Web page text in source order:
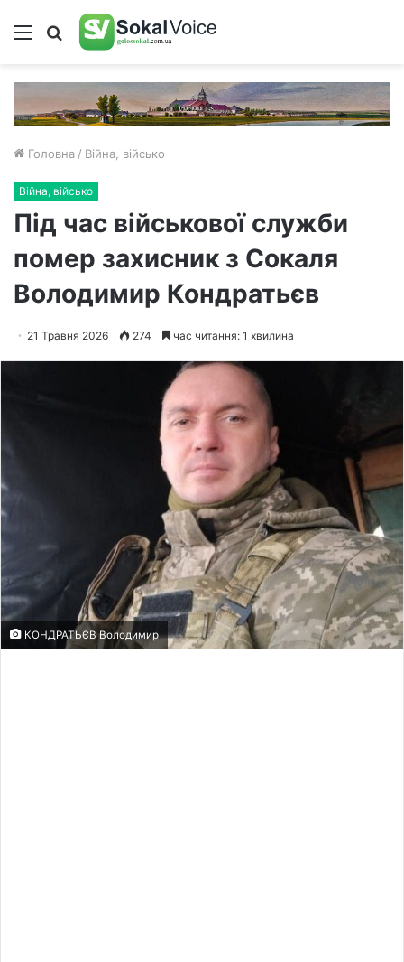
Меню Пошук
Головна / Війна, військо
Війна, військо
Під час військової служби
помер захисник з Сокаля
Володимир Кондратьєв
21 Травня 2026 274 час читання: 1 хвилина
КОНДРАТЬЄВ Володимир